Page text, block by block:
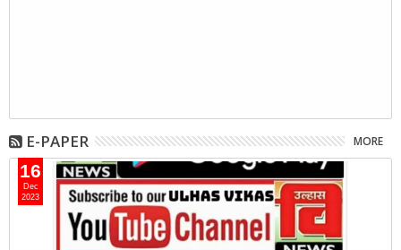
E-PAPER MORE
16
Dec
2023